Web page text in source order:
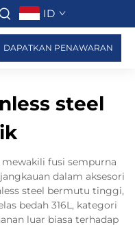
ID
DAPATKAN PENAWARAN
steel
fusi sempurna
dalam aksesori
steel bermutu tinggi,
bedah 316L, kategori
luar biasa terhadap